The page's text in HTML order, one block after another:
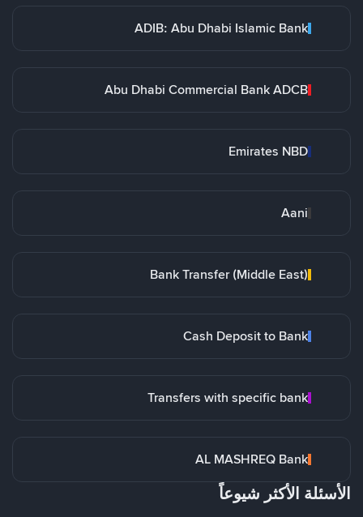
ADIB: Abu Dhabi Islamic Bank
Abu Dhabi Commercial Bank ADCB
Emirates NBD
Aani
Bank Transfer (Middle East)
Cash Deposit to Bank
Transfers with specific bank
AL MASHREQ Bank
الأسئلة الأكثر شيوعاً